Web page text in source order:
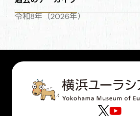
令和8年（2026年）